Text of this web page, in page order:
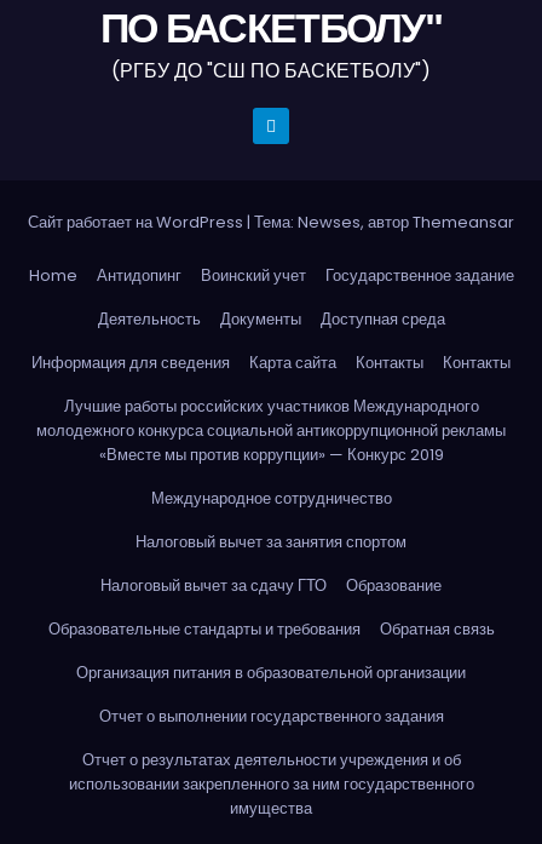
ПО БАСКЕТБОЛУ"
(РГБУ ДО "СШ ПО БАСКЕТБОЛУ")
Сайт работает на WordPress | Тема: Newses, авторThemeansar
Home Антидопинг Воинский учет
Государственное задание
Деятельность
Документы
Доступная среда
Информация для сведения
Карта сайта Контакты
Контакты
Лучшие работы российских участников Международного
молодежного конкурса социальной антикоррупционной рекламы
«Вместе мы против коррупции» — Конкурс 2019
Международное сотрудничество
Налоговый вычет за занятия спортом
Налоговый вычет за сдачу ГТО
Образование
Образовательные стандарты и требования
Обратная связь
Организация питания в образовательной организации
Отчет о выполнении государственного задания
Отчет о результатах деятельности учреждения и об
использовании закрепленного за ним государственного
имущества